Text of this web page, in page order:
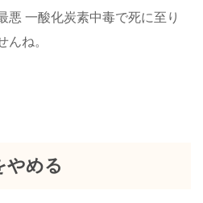
悪 一酸化炭素中毒で死に至り
んね。
やめる